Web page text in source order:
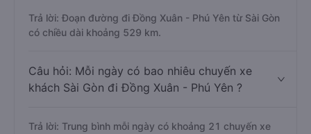
Trả lời: Đoạn đường đi Đồng Xuân - Phú Yên từ Sài Gòn
có chiều dài khoảng 529 km.
Câu hỏi: Mỗi ngày có bao nhiêu chuyến xe
khách Sài Gòn đi Đồng Xuân - Phú Yên ?
Trả lời: Trung bình mỗi ngày có khoảng 21 chuyến xe